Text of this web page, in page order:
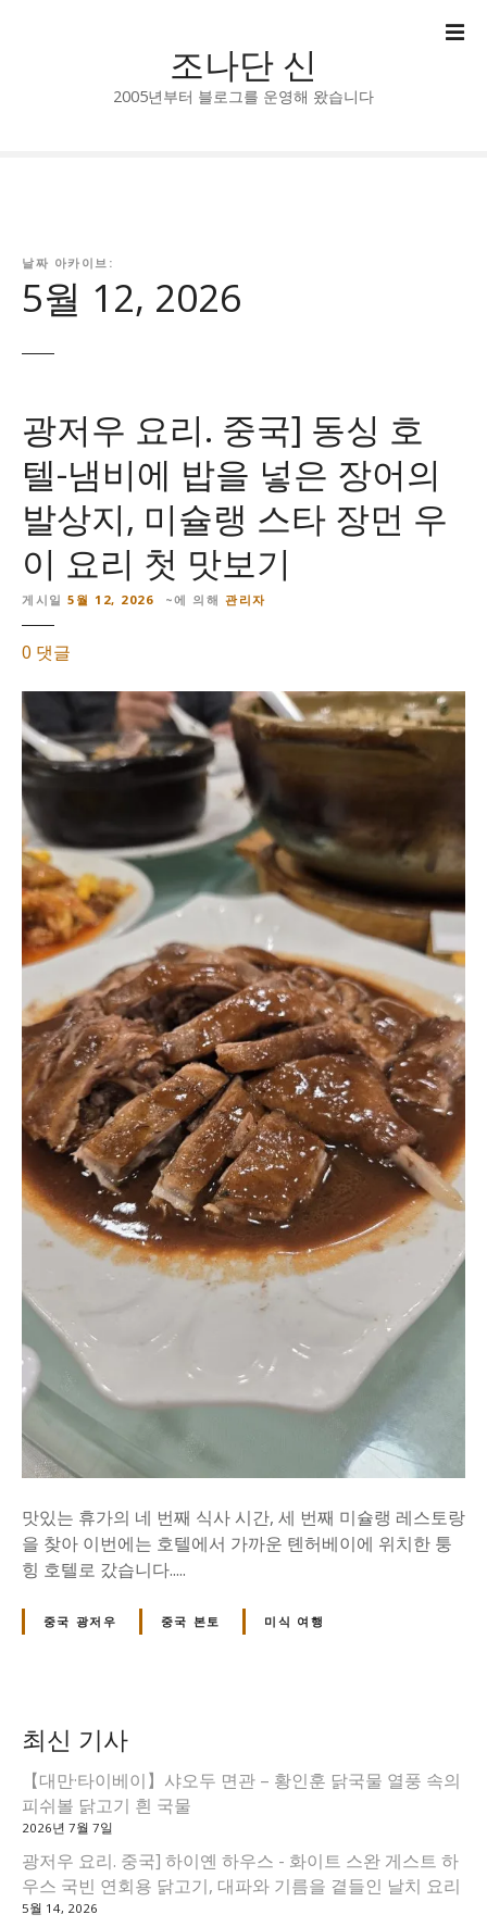
조나단 신
2005년부터 블로그를 운영해 왔습니다
날짜 아카이브:
5월 12, 2026
광저우 요리. 중국] 동싱 호
텔-냄비에 밥을 넣은 장어의
발상지, 미슐랭 스타 장먼 우
이 요리 첫 맛보기
게시일 5월 12, 2026 ~에 의해 관리자
0 【
美
食
。
中
國
】
東
興
飯
店
初
嘗
米
芝
蓮
江
門
五
邑
菜
黃
鱔
煲
仔
飯
源
地
에
대
한
댓글
맛있는 휴가의 네 번째 식사 시간, 세 번째 미슐랭 레스토랑
을 찾아 이번에는 호텔에서 가까운 톈허베이에 위치한 퉁
힝 호텔로 갔습니다.....
중국 광저우 중국 본토 미식 여행
최신 기사
【대만·타이베이】샤오두 면관 – 황인훈 닭국물 열풍 속의
피쉬볼 닭고기 흰 국물
2026년 7월 7일
광저우 요리. 중국] 하이옌 하우스 - 화이트 스완 게스트 하
우스 국빈 연회용 닭고기, 대파와 기름을 곁들인 날치 요리
5월 14, 2026